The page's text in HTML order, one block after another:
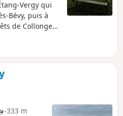
Vergy qui
Bévy, puis à
de Collonges,
de rejoindre
balade entre
un
renaissante,
oublier
-333 m